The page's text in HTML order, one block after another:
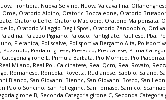
Frontiera, Nuova Selvino, Nuova Valcavallina,
, Ome, Oratorio Albino, Oratorio Boccaleone, Oratorio
, Oratorio Leffe, Oratorio Maclodio, Oratorio Malpensata,
, Oratorio Villaggio Degli Sposi, Oratorio Zandobbio,
Paladina, Palazzo Pignano, Palosco, Pantigliate, Paullese, Pba,
, Pieranica, Poliscalve, Polisportiva Bergamo Alta,
, Pozzuolo, Pradalunghese, Presezzo, Prezzatese, Prima
Categoria girone L, Primula Barbata, Pro Mornico, Pro Piacenza,
Real Milano, Real Pol. Calcinatese, Real Qcm, Real Rovato,
, Romanese, Roncola, Rovetta, Rudianese, Sabbio, Saiano,
Bianco, San Giovanni Bienno, San Giovanni Bosco, San
Paolo Soncino, San Pellegrino, San Tomaso, Sarnico,
girone B, Seconda Categoria girone C, Seconda Categoria